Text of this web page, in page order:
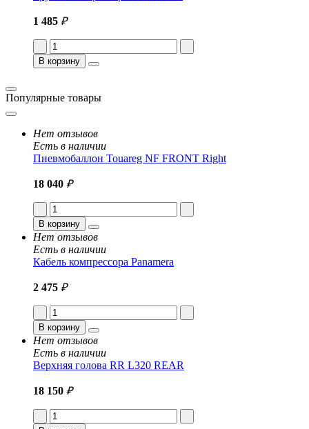
1 485 ₽
В корзину
Популярные товары
Нет отзывов
Есть в наличии
Пневмобаллон Touareg NF FRONT Right
18 040 ₽
В корзину
Нет отзывов
Есть в наличии
Кабель компрессора Panamera
2 475 ₽
В корзину
Нет отзывов
Есть в наличии
Верхняя голова RR L320 REAR
18 150 ₽